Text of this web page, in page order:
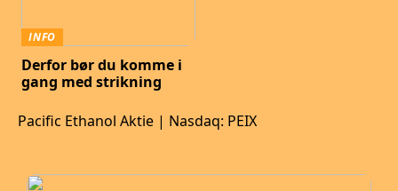
INFO
Derfor bør du komme i
gang med strikning
Pacific Ethanol Aktie | Nasdaq: PEIX